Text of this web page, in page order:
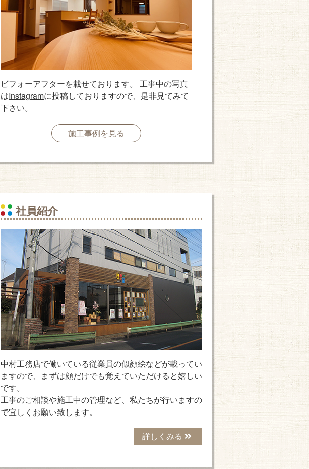
ビフォーアフターを載せております。 工事中の写真
はInstagramに投稿しておりますので、是非見てみて
下さい。
施工事例を見る
社員紹介
中村工務店で働いている従業員の似顔絵などが載ってい
ますので、まずは顔だけでも覚えていただけると嬉しい
です。
工事のご相談や施工中の管理など、私たちが行いますの
で宜しくお願い致します。
詳しくみる